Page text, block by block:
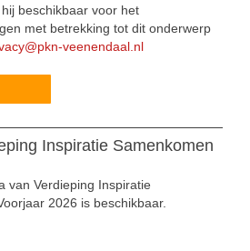
beschikbaar voor het
met betrekking tot dit onderwerp
veenendaal.nl
Inspiratie Samenkomen
van Verdieping Inspiratie
2026 is beschikbaar.